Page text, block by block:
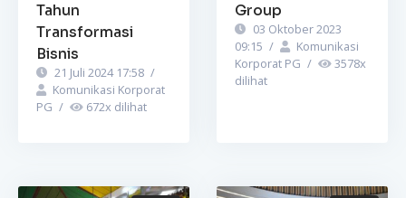
Tahun
Transformasi
Bisnis
21 Juli 2024 17:58 /
Komunikasi Korporat
PG / 672x dilihat
Group
03 Oktober 2023
09:15 /
Komunikasi
Korporat PG / 3578x
dilihat